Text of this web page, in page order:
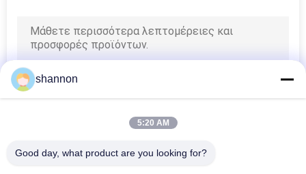
shannon
5:20 AM
Good day, what product are you looking for?